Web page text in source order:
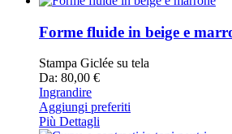
Forme fluide in beige e
Stampa Giclée su tela
Da: 80,00 €
Ingrandire
Aggiungi preferiti
Più Dettagli